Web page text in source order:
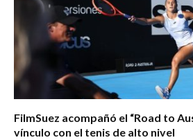
FilmSuez acompañó el “Road to
vínculo con el tenis de alto nivel